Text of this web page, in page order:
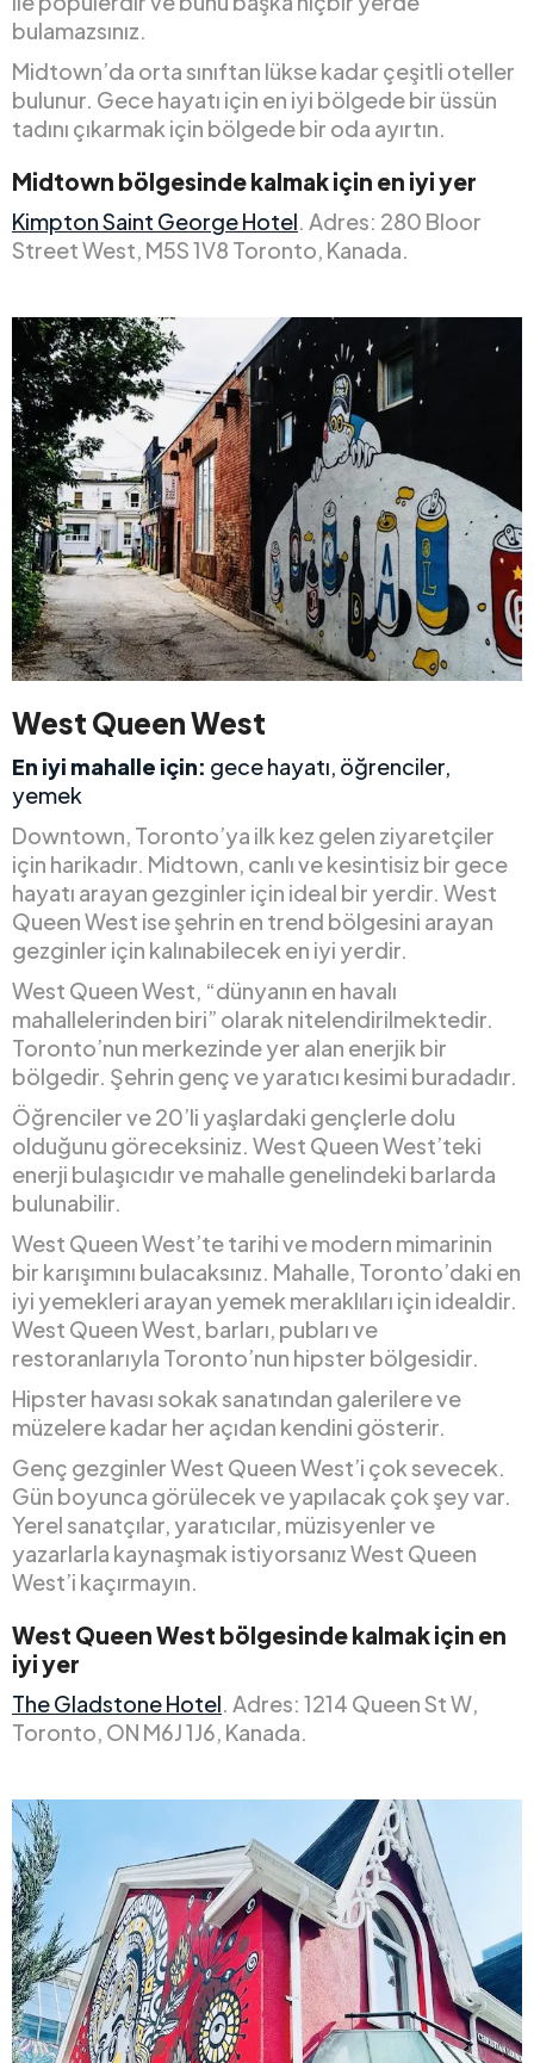
bulamazsınız.
Midtown’da orta sınıftan lükse kadar çeşitli oteller
bulunur. Gece hayatı için en iyi bölgede bir üssün
tadını çıkarmak için bölgede bir oda ayırtın.
Midtown bölgesinde kalmak için en iyi yer
Kimpton Saint George Hotel. Adres: 280 Bloor
Street West, M5S 1V8 Toronto, Kanada.
West Queen West
En iyi mahalle için: gece hayatı, öğrenciler,
yemek
Downtown, Toronto’ya ilk kez gelen ziyaretçiler
için harikadır. Midtown, canlı ve kesintisiz bir gece
hayatı arayan gezginler için ideal bir yerdir. West
Queen West ise şehrin en trend bölgesini arayan
gezginler için kalınabilecek en iyi yerdir.
West Queen West, “dünyanın en havalı
mahallelerinden biri” olarak nitelendirilmektedir.
Toronto’nun merkezinde yer alan enerjik bir
bölgedir. Şehrin genç ve yaratıcı kesimi buradadır.
Öğrenciler ve 20’li yaşlardaki gençlerle dolu
olduğunu göreceksiniz. West Queen West’teki
enerji bulaşıcıdır ve mahalle genelindeki barlarda
bulunabilir.
West Queen West’te tarihi ve modern mimarinin
bir karışımını bulacaksınız. Mahalle, Toronto’daki en
iyi yemekleri arayan yemek meraklıları için idealdir.
West Queen West, barları, pubları ve
restoranlarıyla Toronto’nun hipster bölgesidir.
Hipster havası sokak sanatından galerilere ve
müzelere kadar her açıdan kendini gösterir.
Genç gezginler West Queen West’i çok sevecek.
Gün boyunca görülecek ve yapılacak çok şey var.
Yerel sanatçılar, yaratıcılar, müzisyenler ve
yazarlarla kaynaşmak istiyorsanız West Queen
West’i kaçırmayın.
West Queen West bölgesinde kalmak için en
iyi yer
The Gladstone Hotel. Adres: 1214 Queen St W,
Toronto, ON M6J 1J6, Kanada.